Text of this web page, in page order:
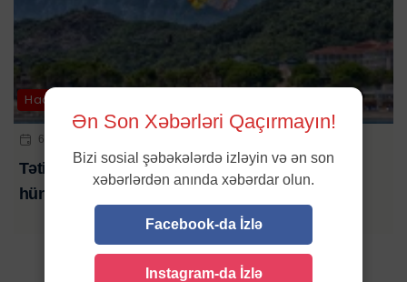
Hadisə
6 AVQ 2026 | 10:00
Tətil əyləncəsi kabusa çevrildi: turistlər 50 metr
hündürlükdən yerə düşdü
Ən Son Xəbərləri Qaçırmayın!
Bizi sosial şəbəkələrdə izləyin və ən son
xəbərlərdən anında xəbərdar olun.
Facebook-da İzlə
Instagram-da İzlə